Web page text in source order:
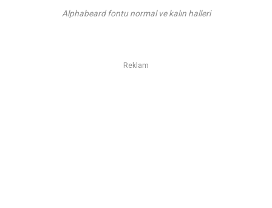
Alphabeard fontu normal ve kalın halleri
Reklam